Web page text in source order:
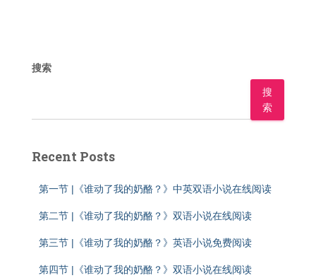
搜索
搜
索
Recent Posts
第一节 |《谁动了我的奶酪？》中英双语小说在线阅读
第二节 |《谁动了我的奶酪？》双语小说在线阅读
第三节 |《谁动了我的奶酪？》英语小说免费阅读
第四节 |《谁动了我的奶酪？》双语小说在线阅读